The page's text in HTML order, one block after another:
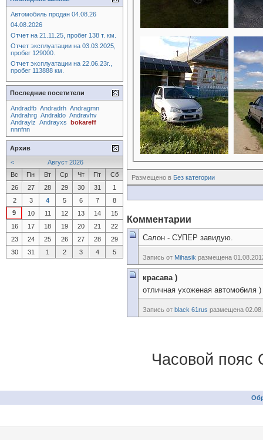
Размещено в Без категории
Комментарии
Салон - СУПЕР завидую.
Запись от Mihasik размещена
красава )
отличная ухоженая автомобиля )
Запись от black 61rus размещена
Автомобиль продан 04.08.26
04.08.2026
Отчет на 21.11.25, пробег 138 т. км.
Отчет эксплуатации на 03.03.2025,
пробег 129000.
Отчет эксплуатации на 22.06.23г.,
пробег 113888 км.
Последние посетители
Andradfb Andradrh Andragmn
Andrahrg Andraldo Andravhv
Andraylz Andrayxs bokareff
nnnfnn
Архив
<
Август 2026
Вс
Пн Вт Ср Чт Пт
Сб
26
27 28 29 30 31
1
2
3 4 5 6 7
8
9
10 11 12 13 14
15
16
17 18 19 20 21
22
23
24 25 26 27 28
29
30
31 1 2 3 4 5
Часовой пояс